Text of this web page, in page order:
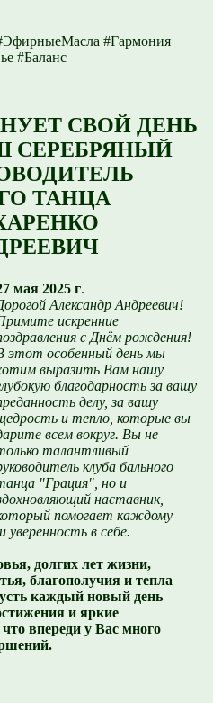
#Гармония
#Баланс
СВОЙ ДЕНЬ
СЕРЕБРЯНЫЙ
ТАНЦА
мая 2025 г.
Александр Андреевич!
искренние
с Днём рождения!
этот особенный день мы
выразить Вам нашу
благодарность за вашу
делу, за вашу
и тепло, которые вы
всем вокруг. Вы не
талантливый
клуба бального
"Грация", но и
наставник,
помогает каждому
в себе.
долгих лет жизни,
благополучия и тепла
каждый новый день
и яркие
впереди у Вас много